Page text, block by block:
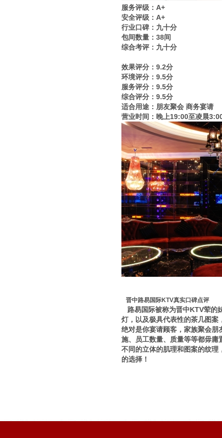
服务评级：A+
安全评级：A+
行业口碑：九十分
包间数量：38间
综合考评：九十分
效果评分：9.2分
环境评分：9.5分
服务评分：9.5分
综合评分：9.5分
适合用途：朋友聚会 商务宴请
营业时间：晚上19:00至凌晨
晋中路易国际KTV真实口碑点评
路易国际被称为晋中KTV荤的
灯，以及极具代表性的茶几图
绝对是你宴请顾客，家族聚会
施、员工数量、质量等等都毋
不同的立体的肌理和图案的纹
的选择！